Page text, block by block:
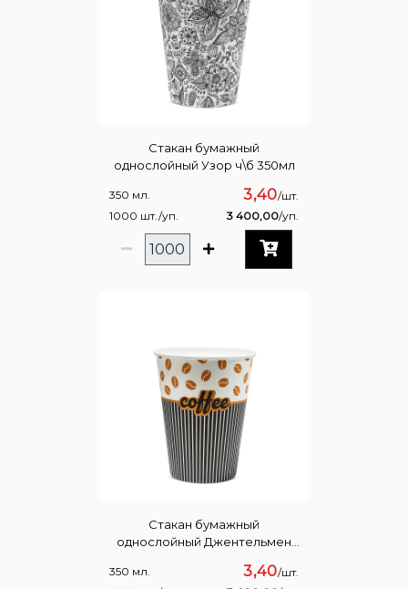
Стакан бумажный
однослойный Узор ч\б 350мл
350 мл. 3,40/шт.
1000 шт./уп.
3 400,00/уп.
Стакан бумажный
однослойный Джентельмен
350 мл. 3,40/шт.